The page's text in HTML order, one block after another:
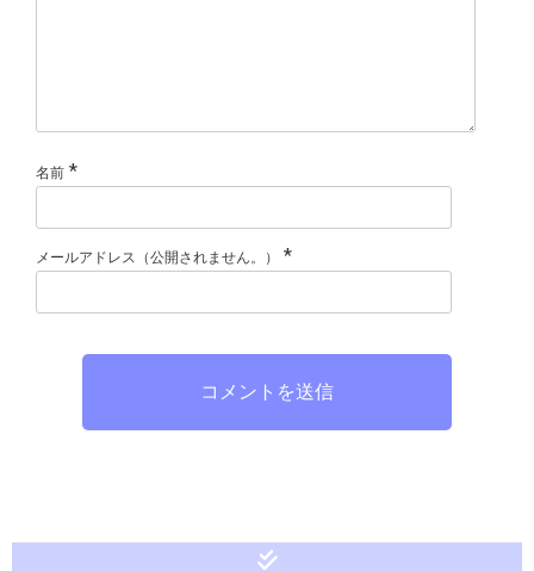
名前 *
メールアドレス（公開されません。） *
コメントを送信